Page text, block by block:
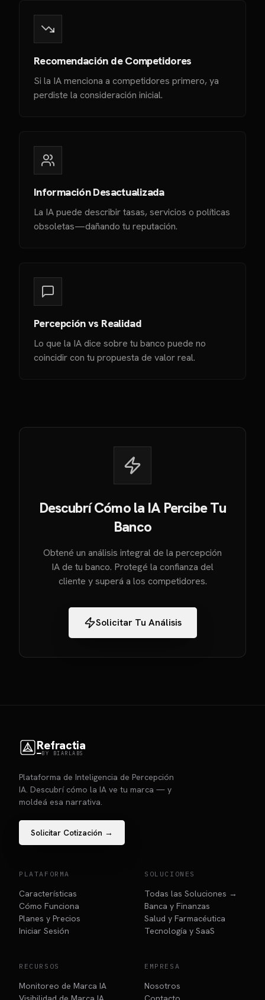
Recomendación de Competidores
Si la IA menciona a competidores primero, ya
perdiste la consideración inicial.
Información Desactualizada
La IA puede describir tasas, servicios o políticas
obsoletas—dañando tu reputación.
Percepción vs Realidad
Lo que la IA dice sobre tu banco puede no
coincidir con tu propuesta de valor real.
Descubrí Cómo la IA Percibe Tu
Banco
Obtené un análisis integral de la percepción
IA de tu banco. Protegé la confianza del
cliente y superá a los competidores.
Solicitar Tu Análisis
Refractia
BY BIARLABS
Plataforma de Inteligencia de Percepción
IA. Descubrí cómo la IA ve tu marca — y
moldeá esa narrativa.
Solicitar Cotización →
PLATAFORMA
Características
Cómo Funciona
Planes y Precios
Iniciar Sesión
SOLUCIONES
Todas las Soluciones →
Banca y Finanzas
Salud y Farmacéutica
Tecnología y SaaS
RECURSOS
Monitoreo de Marca IA
EMPRESA
Nosotros